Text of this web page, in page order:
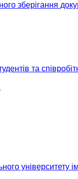
зберігання
та